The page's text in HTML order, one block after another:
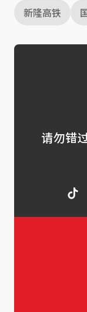
新隆高铁
请勿错